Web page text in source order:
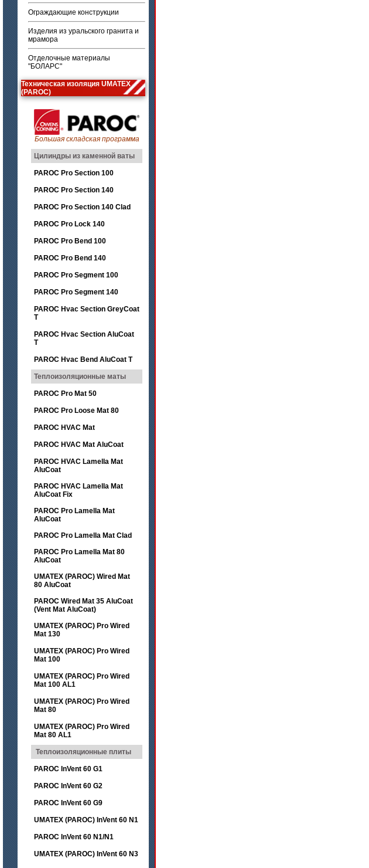
Ограждающие конструкции
Изделия из уральского гранита и
мрамора
Отделочные материалы
"БОЛАРС"
Техническая изоляция UMATEX
(PAROC)
Большая складская программа
Цилиндры из каменной ваты
PAROC Pro Section 100
PAROC Pro Section 140
PAROC Pro Section 140 Clad
PAROC Pro Lock 140
PAROC Pro Bend 100
PAROC Pro Bend 140
PAROC Pro Segment 100
PAROC Pro Segment 140
PAROC Hvac Section GreyCoat
T
PAROC Hvac Section AluCoat
T
PAROC Hvac Bend AluCoat T
Теплоизоляционные маты
PAROC Pro Mat 50
PAROC Pro Loose Mat 80
PAROC HVAC Mat
PAROC HVAC Mat AluCoat
PAROC HVAC Lamella Mat
AluCoat
PAROC HVAC Lamella Mat
AluCoat Fix
PAROC Pro Lamella Mat
AluCoat
PAROC Pro Lamella Mat Clad
PAROC Pro Lamella Mat 80
AluCoat
UMATEX (PAROC) Wired Mat
80 AluCoat
PAROC Wired Mat 35 AluCoat
(Vent Mat AluCoat)
UMATEX (PAROC) Pro Wired
Mat 130
UMATEX (PAROC) Pro Wired
Mat 100
UMATEX (PAROC) Pro Wired
Mat 100 AL1
UMATEX (PAROC) Pro Wired
Mat 80
UMATEX (PAROC) Pro Wired
Mat 80 AL1
Теплоизоляционные плиты
PAROC InVent 60 G1
PAROC InVent 60 G2
PAROC InVent 60 G9
UMATEX (PAROC) InVent 60 N1
PAROC InVent 60 N1/N1
UMATEX (PAROC) InVent 60 N3